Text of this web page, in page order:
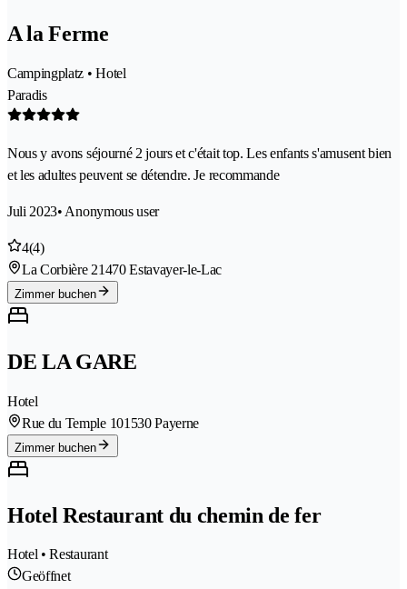
A la Ferme
Campingplatz • Hotel
Paradis
Nous y avons séjourné 2 jours et c'était top. Les enfants s'amusent bien
et les adultes peuvent se détendre. Je recommande
Juli 2023• Anonymous user
4(4)
La Corbière 21470 Estavayer-le-Lac
Zimmer buchen
DE LA GARE
Hotel
Rue du Temple 101530 Payerne
Zimmer buchen
Hotel Restaurant du chemin de fer
Hotel • Restaurant
Geöffnet